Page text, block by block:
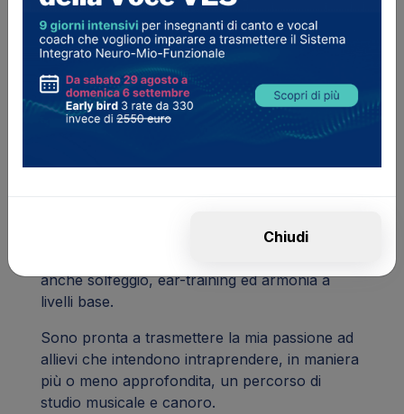
Canto Moderno, Jazz & Black Music
Curriculum
anche solfeggio, ear-training ed armonia a
livelli base.
Sono pronta a trasmettere la mia passione ad
allievi che intendono intraprendere, in maniera
più o meno approfondita, un percorso di
studio musicale e canoro.
Chiudi